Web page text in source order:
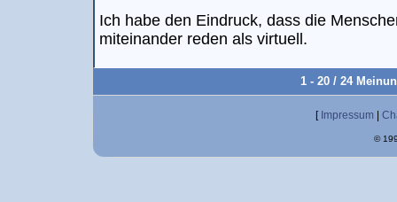
Ich habe den Eindruck, dass die
miteinander reden als virtuell.
1 - 20 / 24
[ Impressum
©